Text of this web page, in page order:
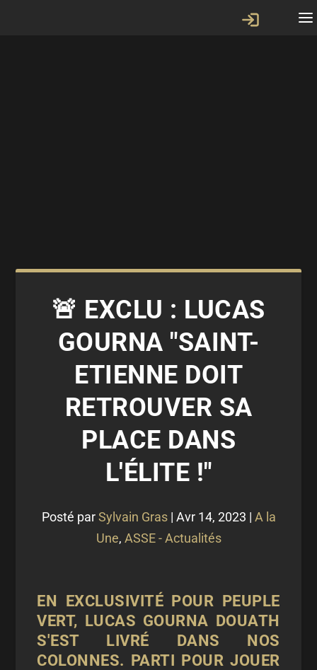
🚨 EXCLU : LUCAS
GOURNA "SAINT-
ETIENNE DOIT
RETROUVER SA
PLACE DANS
L'ÉLITE !"
Posté parSylvain Gras| Avr 14, 2023 | A la
Une, ASSE - Actualités
EN EXCLUSIVITÉ POUR PEUPLE
VERT, LUCAS GOURNA DOUATH
S'EST LIVRÉ DANS NOS
COLONNES. PARTI POUR JOUER